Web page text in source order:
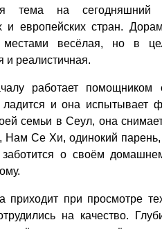
тема на
и европейских стран.
местами весёлая, но в
и реалистичная.
работает помощником
и она испытывает
семьи в Сеул, она
Нам Се Хи, одинокий парень,
о своём
приходит при просмотре
на качество.